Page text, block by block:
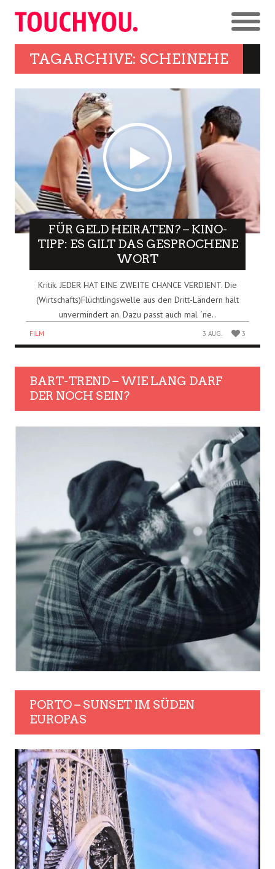
TAGARCHIVE: SCHEINEHE
FÜR GELD HEIRATEN? – KINO-
TIPP: ES GILT DAS GESPROCHENE
WORT
Kritik. JEDER HAT EINE ZWEITE CHANCE VERDIENT. Die
(Wirtschafts)Flüchtlingswelle aus den Dritt-Ländern hält
unvermindert an. Dazu passt auch mal ´ne..
FILM 3 AUG. 3
BART-TREND – WIE LANG DARF
DER NOCH SEIN?
PORTO – SUNSET IM SÜDEN
EUROPAS